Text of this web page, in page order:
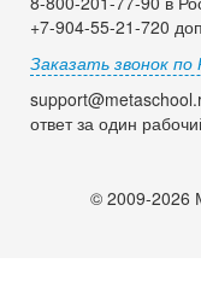
+7-904-55-21-720
Заказать звонок по
ответ за один
© 2009-2026